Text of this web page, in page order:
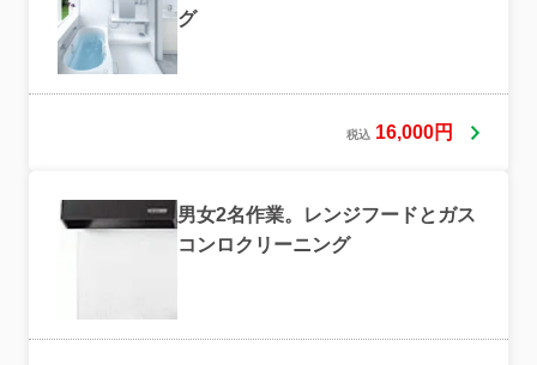
グ
税込 16,000円
男女2名作業。レンジフードとガス
コンロクリーニング